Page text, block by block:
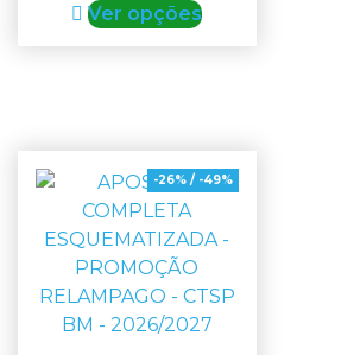
Ver opções
-26% / -49%